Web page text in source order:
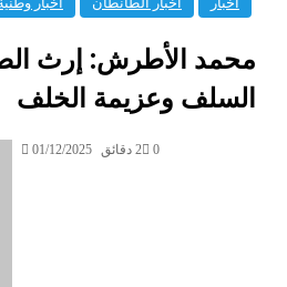
‏محمد الأطرش: إرث
السلف وعزيمة الخلف
01/12/2025 2 دقائق